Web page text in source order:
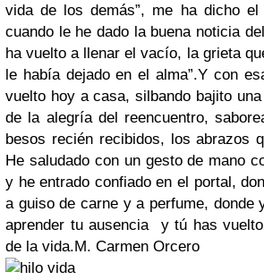
vida de los demás”, me ha dicho
cuando le he dado la buena noticia
ha vuelto a llenar el vacío, la grieta
le había dejado en el alma”.Y con
vuelto hoy a casa, silbando bajito
de la alegría del reencuentro,
besos recién recibidos, los abrazos
He saludado con un gesto de mano
y he entrado confiado en el portal,
a guiso de carne y a perfume, donde
aprender tu ausencia y tú has
de la vida.M. Carmen Orcero